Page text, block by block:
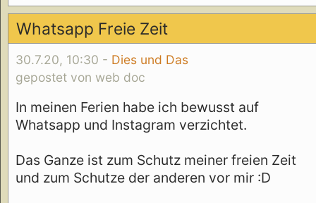
Whatsapp Freie Zeit
30.7.20, 10:30 - Dies und Das
gepostet von web doc
In meinen Ferien habe ich bewusst auf
Whatsapp und Instagram verzichtet.
Das Ganze ist zum Schutz meiner freien Zeit
und zum Schutze der anderen vor mir :D